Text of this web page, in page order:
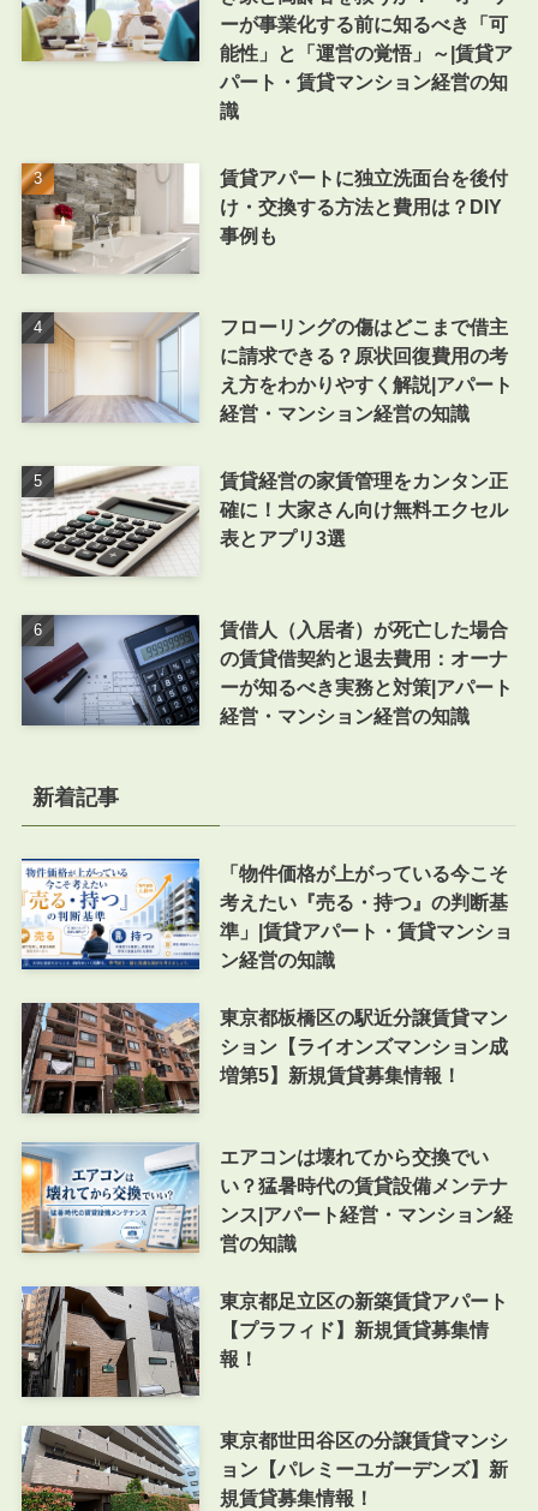
ーが事業化する前に知るべき「可
能性」と「運営の覚悟」～|賃貸ア
パート・賃貸マンション経営の知
識
賃貸アパートに独立洗面台を後付
け・交換する方法と費用は？DIY
事例も
フローリングの傷はどこまで借主
に請求できる？原状回復費用の考
え方をわかりやすく解説|アパート
経営・マンション経営の知識
賃貸経営の家賃管理をカンタン正
確に！大家さん向け無料エクセル
表とアプリ3選
賃借人（入居者）が死亡した場合
の賃貸借契約と退去費用：オーナ
ーが知るべき実務と対策|アパート
経営・マンション経営の知識
新着記事
「物件価格が上がっている今こそ
考えたい『売る・持つ』の判断基
準」|賃貸アパート・賃貸マンショ
ン経営の知識
東京都板橋区の駅近分譲賃貸マン
ション【ライオンズマンション成
増第5】新規賃貸募集情報！
エアコンは壊れてから交換でい
い？猛暑時代の賃貸設備メンテナ
ンス|アパート経営・マンション経
営の知識
東京都足立区の新築賃貸アパート
【プラフィド】新規賃貸募集情
報！
東京都世田谷区の分譲賃貸マンシ
ョン【パレミーユガーデンズ】新
規賃貸募集情報！